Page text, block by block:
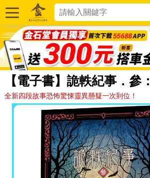
【電子書】詭軼紀事．參
全新四段故事恐怖驚悚靈異懸疑一次到位！